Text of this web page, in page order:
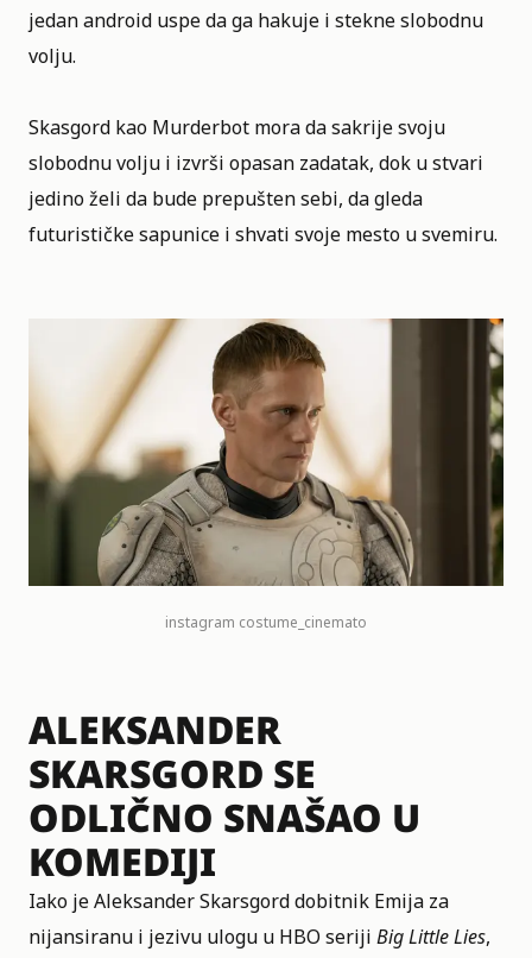
jedan android uspe da ga hakuje i stekne slobodnu
volju.
Skasgord kao Murderbot mora da sakrije svoju
slobodnu volju i izvrši opasan zadatak, dok u stvari
jedino želi da bude prepušten sebi, da gleda
futurističke sapunice i shvati svoje mesto u svemiru.
instagram costume_cinemato
ALEKSANDER
SKARSGORD SE
ODLIČNO SNAŠAO U
KOMEDIJI
Iako je Aleksander Skarsgord dobitnik Emija za
nijansiranu i jezivu ulogu u HBO seriji Big Little Lies,